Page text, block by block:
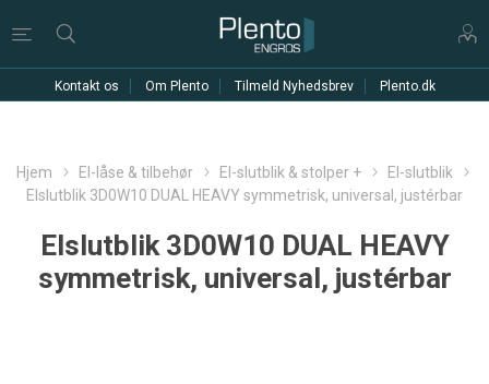
Kontakt os Om Plento Tilmeld Nyhedsbrev Plento.dk
Hjem El-låse & tilbehør El-slutblik & stolper +
El-slutblik
Elslutblik 3D0W10 DUAL HEAVY symmetrisk, universal, justérbar
Elslutblik 3D0W10 DUAL HEAVY
symmetrisk, universal, justérbar